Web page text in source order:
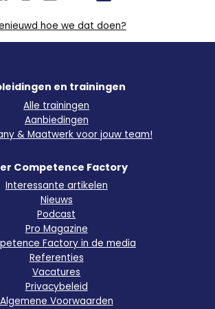
hoe we dat doen?
en trainingen
Alle trainingen
Aanbiedingen
& Maatwerk voor jouw team!
Competence Factory
Interessante artikelen
Nieuws
Podcast
Pro Magazine
Factory in de media
Referenties
Vacatures
Privacybeleid
Algemene Voorwaarden